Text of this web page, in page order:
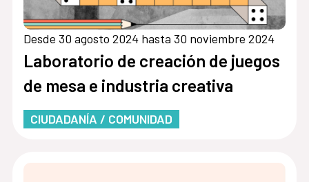
Desde 30 agosto 2024 hasta 30 noviembre 2024
Laboratorio de creación de juegos
de mesa e industria creativa
CIUDADANÍA / COMUNIDAD